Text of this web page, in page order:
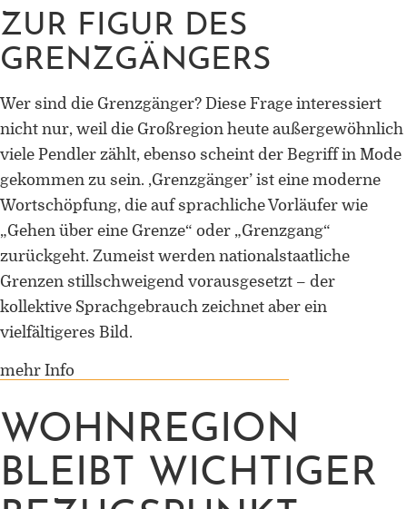
ZUR FIGUR DES
GRENZGÄNGERS
Wer sind die Grenzgänger? Diese Frage interessiert
nicht nur, weil die Großregion heute außergewöhnlich
viele Pendler zählt, ebenso scheint der Begriff in Mode
gekommen zu sein. ‚Grenzgänger’ ist eine moderne
Wortschöpfung, die auf sprachliche Vorläufer wie
„Gehen über eine Grenze“ oder „Grenzgang“
zurückgeht. Zumeist werden nationalstaatliche
Grenzen stillschweigend vorausgesetzt – der
kollektive Sprachgebrauch zeichnet aber ein
vielfältigeres Bild.
mehr Info
WOHNREGION
BLEIBT WICHTIGER